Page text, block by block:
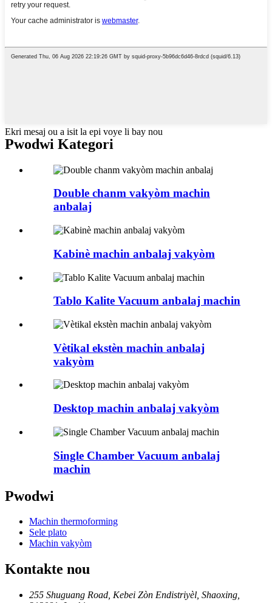
Ekri mesaj ou a isit la epi voye li bay nou
Pwodwi Kategori
Double chanm vakyòm machin
anbalaj
Kabinè machin anbalaj vakyòm
Tablo Kalite Vacuum anbalaj machin
Vètikal ekstèn machin anbalaj
vakyòm
Desktop machin anbalaj vakyòm
Single Chamber Vacuum anbalaj
machin
Pwodwi
Machin thermoforming
Sele plato
Machin vakyòm
Kontakte nou
255 Shuguang Road, Kebei Zòn Endistriyèl, Shaoxing,